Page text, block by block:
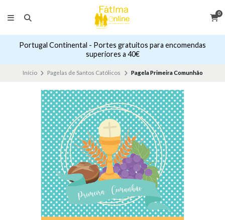
0
Portugal Continental - Portes gratuitos para encomendas
superiores a 40€
Início Pagelas de Santos Católicos Pagela Primeira Comunhão